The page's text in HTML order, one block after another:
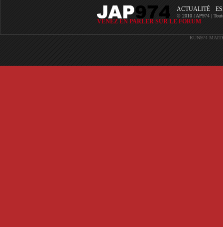
ACTUALITÉ
© 2010 JAP974 |
VENEZ EN PARLER SUR LE FORUM
RUN974